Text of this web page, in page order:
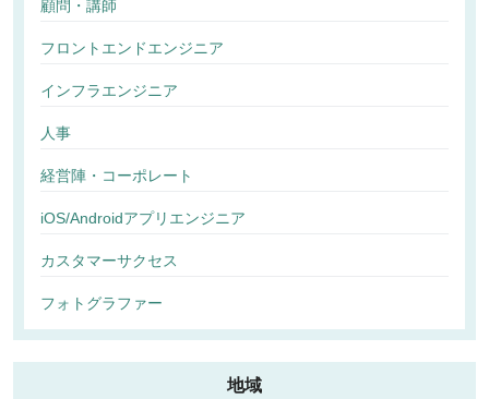
顧問・講師
フロントエンドエンジニア
インフラエンジニア
人事
経営陣・コーポレート
iOS/Androidアプリエンジニア
カスタマーサクセス
フォトグラファー
地域